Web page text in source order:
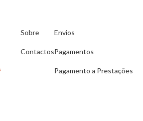
Sobre
Contactos
Envios
Pagamentos
Pagamento a Prestações